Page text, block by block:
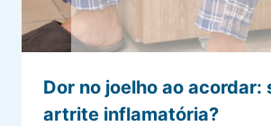
Dor no joelho ao acordar:
artrite inflamatória?